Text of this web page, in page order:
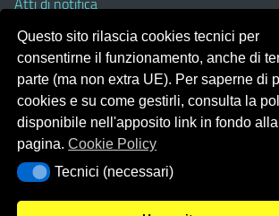
Albo on line
Amministrazione Trasparente
Obiettivi di Accessibilità
Portale realizzato con la piattaforma
Template Italia configurato sul tema accessibile
(Mizar)
Questo sito rilascia cookies tecnici per
consentirne il funzionamento, anche di
parte (ma non extra UE). Per saperne di
cookies e su come gestirli, consulta la
disponibile nell'apposito link in fondo alla
pagina.Cookie Policy
Tecnici (necessari)
Tecnici (necessari)